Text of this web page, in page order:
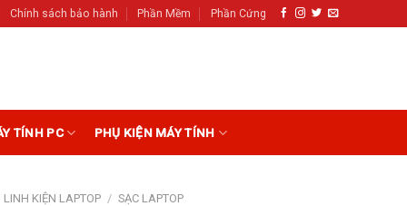
Chính sách bảo hành Phần Mềm Phần Cứng
TÍNH PC PHỤ KIỆN MÁY TÍNH
LINH KIỆN LAPTOP / SẠC LAPTOP